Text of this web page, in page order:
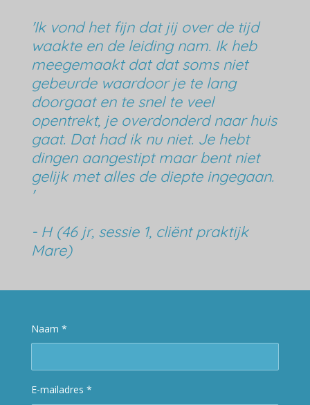
'Ik vond het fijn dat jij over de tijd
waakte en de leiding nam. Ik heb
meegemaakt dat dat soms niet
gebeurde waardoor je te lang
doorgaat en te snel te veel
opentrekt, je overdonderd naar huis
gaat. Dat had ik nu niet. Je hebt
dingen aangestipt maar bent niet
gelijk met alles de diepte ingegaan.
'
- H (46 jr, sessie 1, cliënt praktijk
Mare)
Naam *
E-mailadres *